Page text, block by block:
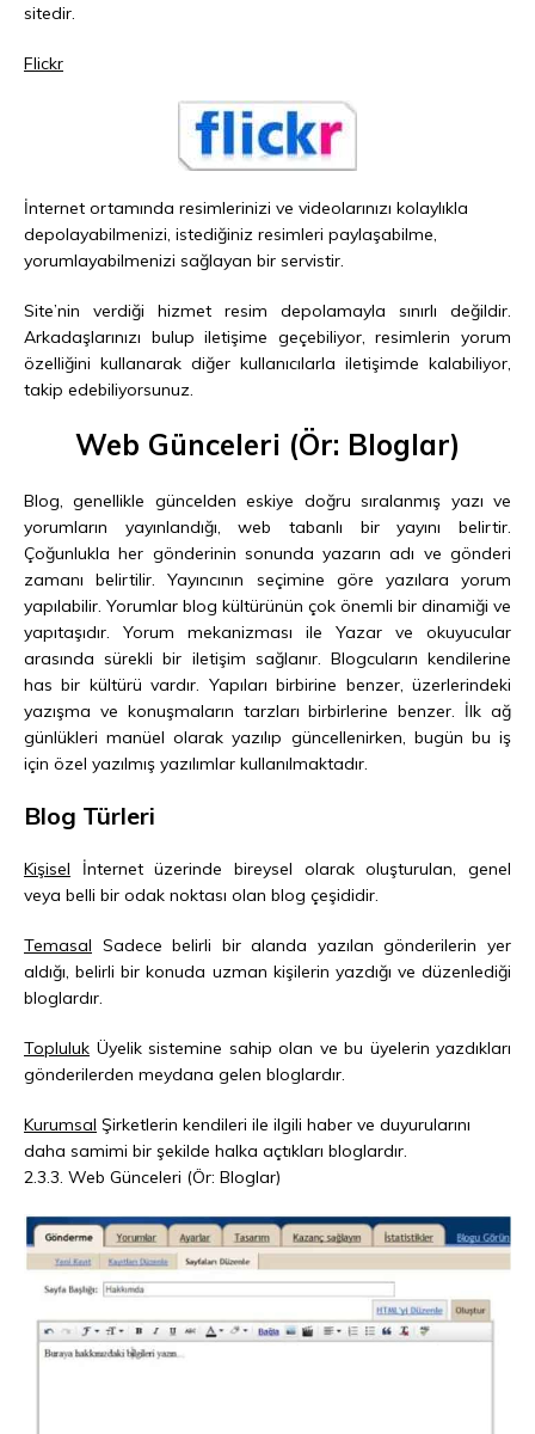
sitedir.
Flickr
İnternet ortamında resimlerinizi ve videolarınızı kolaylıkla
depolayabilmenizi, istediğiniz resimleri paylaşabilme,
yorumlayabilmenizi sağlayan bir servistir.
Site’nin verdiği hizmet resim depolamayla sınırlı değildir.
Arkadaşlarınızı bulup iletişime geçebiliyor, resimlerin yorum
özelliğini kullanarak diğer kullanıcılarla iletişimde kalabiliyor,
takip edebiliyorsunuz.
Web Günceleri (Ör: Bloglar)
Blog, genellikle güncelden eskiye doğru sıralanmış yazı ve
yorumların yayınlandığı, web tabanlı bir yayını belirtir.
Çoğunlukla her gönderinin sonunda yazarın adı ve gönderi
zamanı belirtilir. Yayıncının seçimine göre yazılara yorum
yapılabilir. Yorumlar blog kültürünün çok önemli bir dinamiği ve
yapıtaşıdır. Yorum mekanizması ile Yazar ve okuyucular
arasında sürekli bir iletişim sağlanır. Blogcuların kendilerine
has bir kültürü vardır. Yapıları birbirine benzer, üzerlerindeki
yazışma ve konuşmaların tarzları birbirlerine benzer. İlk ağ
günlükleri manüel olarak yazılıp güncellenirken, bugün bu iş
için özel yazılmış yazılımlar kullanılmaktadır.
Blog Türleri
Kişisel İnternet üzerinde bireysel olarak oluşturulan, genel
veya belli bir odak noktası olan blog çeşididir.
Temasal Sadece belirli bir alanda yazılan gönderilerin yer
aldığı, belirli bir konuda uzman kişilerin yazdığı ve düzenlediği
bloglardır.
Topluluk Üyelik sistemine sahip olan ve bu üyelerin yazdıkları
gönderilerden meydana gelen bloglardır.
Kurumsal Şirketlerin kendileri ile ilgili haber ve duyurularını
daha samimi bir şekilde halka açtıkları bloglardır.
2.3.3. Web Günceleri (Ör: Bloglar)